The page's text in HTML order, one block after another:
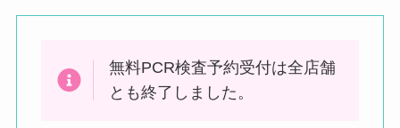
無料PCR検査予約受付は全店舗
とも終了しました。